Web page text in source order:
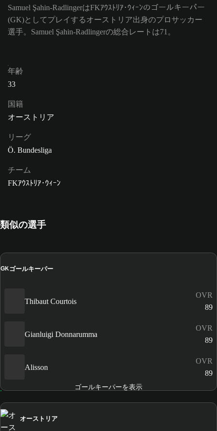
Samuel Şahin-RadlingerはFKｱｳｽﾄﾘｱ･ｳｨｰﾝのゴールキーパー
(GK)としてプレイするオーストリア出身のプロサッカー
選手。Samuel Şahin-Radlingerの総合レートは71。
年齢
33
国籍
オーストリア
リーグ
Ö. Bundesliga
チーム
FKｱｳｽﾄﾘｱ･ｳｨｰﾝ
類似の選手
GKゴールキーパー
Thibaut Courtois
OVR
89
Gianluigi Donnarumma
OVR
89
Alisson
OVR
89
ゴールキーパーを表示
オーストリア